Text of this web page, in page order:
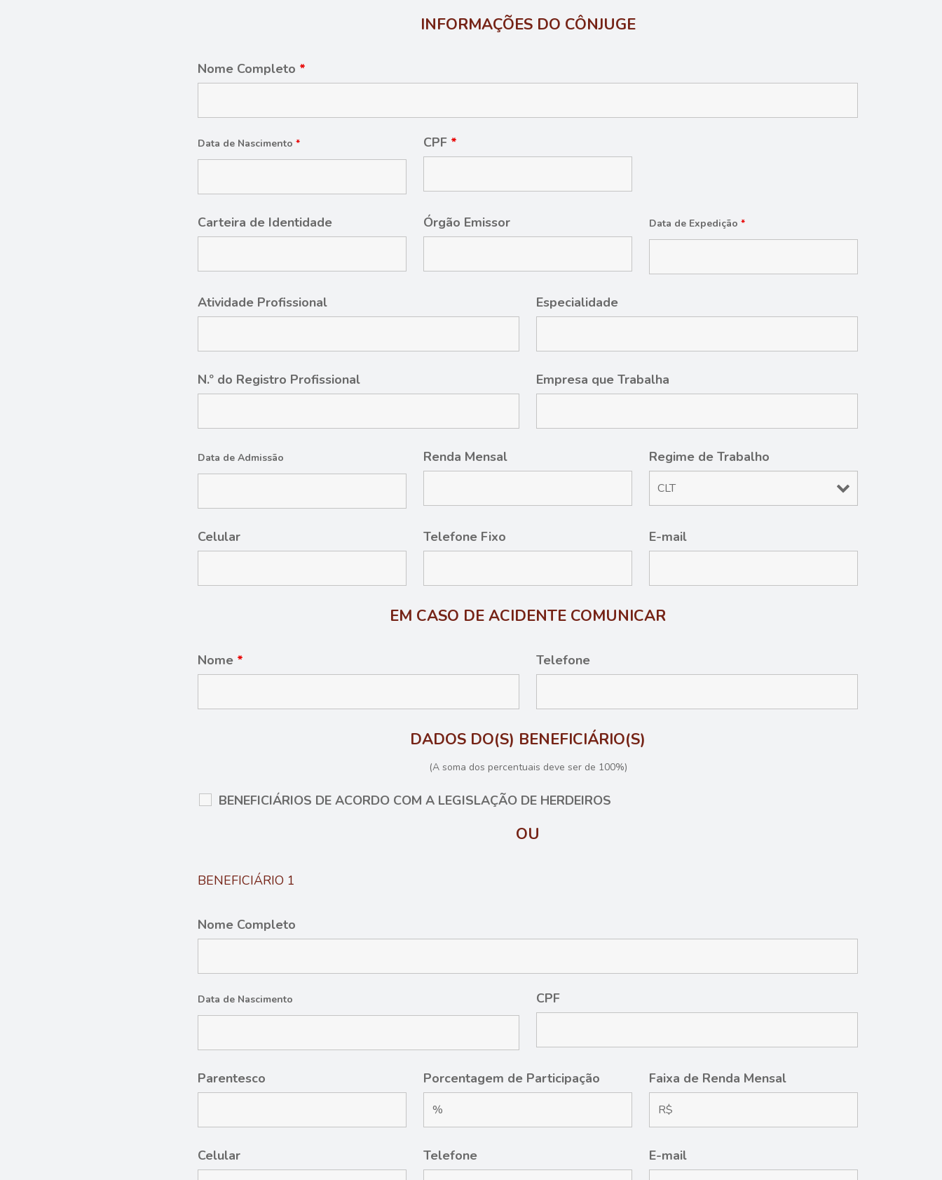
INFORMAÇÕES DO CÔNJUGE
Nome Completo *
Data de Nascimento* CPF *
Carteira de Identidade Órgão Emissor Data de Expedição*
Atividade Profissional Especialidade
N.º do Registro Profissional Empresa que Trabalha
Data de Admissão Renda Mensal Regime de Trabalho
Celular Telefone Fixo E-mail
EM CASO DE ACIDENTE COMUNICAR
Nome * Telefone
DADOS DO(S) BENEFICIÁRIO(S)
(A soma dos percentuais deve ser de 100%)
BENEFICIÁRIOS DE ACORDO COM A LEGISLAÇÃO DE HERDEIROS
OU
BENEFICIÁRIO 1
Nome Completo
Data de Nascimento CPF
Parentesco Porcentagem de Participação Faixa de Renda Mensal
Celular Telefone E-mail